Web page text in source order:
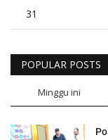
31
POPULAR POSTS
Minggu ini